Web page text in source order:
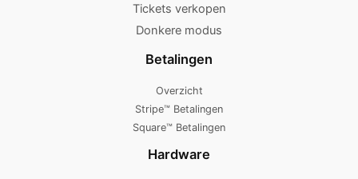
Tickets verkopen
Donkere modus
Betalingen
Overzicht
Stripe™ Betalingen
Square™ Betalingen
Hardware